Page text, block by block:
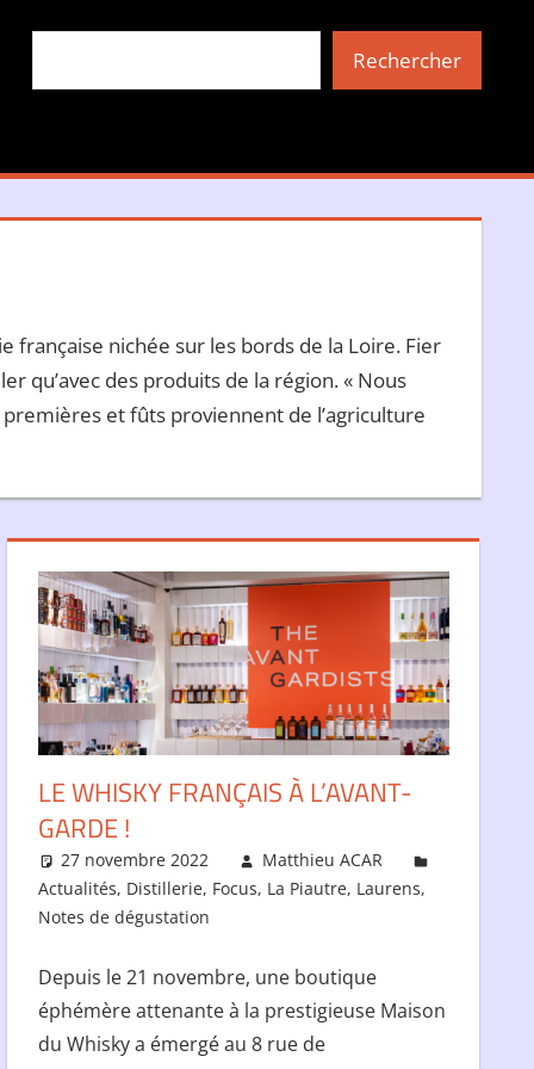
Rechercher
française nichée sur les bords de la Loire. Fier
qu’avec des produits de la région. « Nous
et fûts proviennent de l’agriculture
LE WHISKY FRANÇAIS À L’AVANT-
GARDE !
27 novembre 2022
Matthieu ACAR
Actualités, Distillerie, Focus, La Piautre, Laurens,
Notes de dégustation
Depuis le 21 novembre, une boutique
éphémère attenante à la prestigieuse Maison
du Whisky a émergé au 8 rue de